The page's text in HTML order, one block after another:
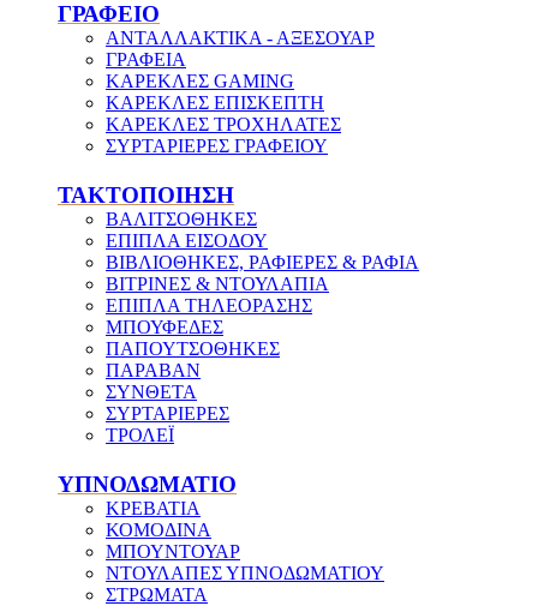
ΓΡΑΦΕΙΟ
ΑΝΤΑΛΛΑΚΤΙΚΑ - ΑΞΕΣΟΥΑΡ
ΓΡΑΦΕΙΑ
ΚΑΡΕΚΛΕΣ GAMING
ΚΑΡΕΚΛΕΣ ΕΠΙΣΚΕΠΤΗ
ΚΑΡΕΚΛΕΣ ΤΡΟΧΗΛΑΤΕΣ
ΣΥΡΤΑΡΙΕΡΕΣ ΓΡΑΦΕΙΟΥ
ΤΑΚΤΟΠΟΙΗΣΗ
ΒΑΛΙΤΣΟΘΗΚΕΣ
ΕΠΙΠΛΑ ΕΙΣΟΔΟΥ
ΒΙΒΛΙΟΘΗΚΕΣ, ΡΑΦΙΕΡΕΣ & ΡΑΦΙΑ
ΒΙΤΡΙΝΕΣ & ΝΤΟΥΛΑΠΙΑ
ΕΠΙΠΛΑ ΤΗΛΕΟΡΑΣΗΣ
ΜΠΟΥΦΕΔΕΣ
ΠΑΠΟΥΤΣΟΘΗΚΕΣ
ΠΑΡΑΒΑΝ
ΣΥΝΘΕΤΑ
ΣΥΡΤΑΡΙΕΡΕΣ
ΤΡΟΛΕΪ
ΥΠΝΟΔΩΜΑΤΙΟ
ΚΡΕΒΑΤΙΑ
ΚΟΜΟΔΙΝΑ
ΜΠΟΥΝΤΟΥΑΡ
ΝΤΟΥΛΑΠΕΣ ΥΠΝΟΔΩΜΑΤΙΟΥ
ΣΤΡΩΜΑΤΑ